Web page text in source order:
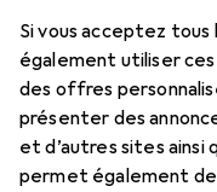
Si vous acceptez tous
également utiliser
des offres
présenter des
et d’autres sites ainsi
permet également